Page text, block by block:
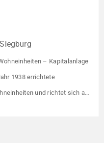
– Kapitalanlage
1938 errichtete
und richtet sich an